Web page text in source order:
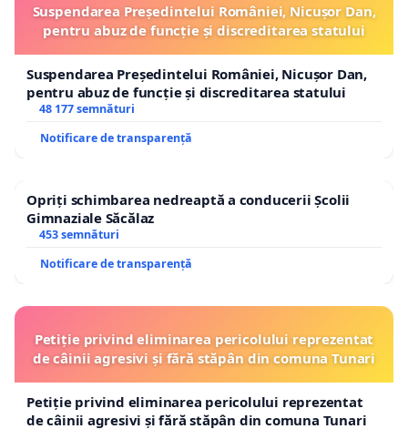
Suspendarea Președintelui României, Nicușor Dan,
pentru abuz de funcție și discreditarea statului
Suspendarea Președintelui României, Nicușor Dan,
pentru abuz de funcție și discreditarea statului
48 177 semnături
Notificare de transparență
Opriți schimbarea nedreaptă a conducerii Școlii
Gimnaziale Săcălaz
453 semnături
Notificare de transparență
Petiție privind eliminarea pericolului reprezentat
de câinii agresivi și fără stăpân din comuna Tunari
Petiție privind eliminarea pericolului reprezentat
de câinii agresivi și fără stăpân din comuna Tunari